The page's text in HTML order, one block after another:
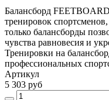
Балансборд
тренировок
только балансборды
чувства равновесия и
Тренировки на
профессиональных
Артикул
5 303 руб